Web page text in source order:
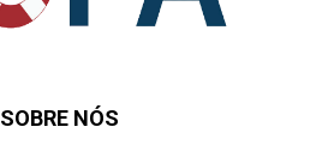
SOBRE NÓS